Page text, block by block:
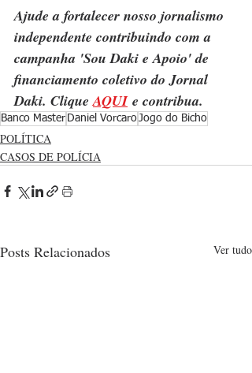
Ajude a fortalecer nosso jornalismo
independente contribuindo com a
campanha 'Sou Daki e Apoio' de
financiamento coletivo do Jornal
Daki. Clique AQUI e contribua.
Banco Master Daniel VorcaroJogo do Bicho
POLÍTICA
CASOS DE POLÍCIA
Posts Relacionados Ver tudo